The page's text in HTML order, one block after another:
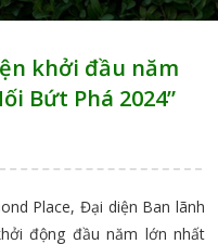
khởi đầu năm
Bứt Phá 2024”
Place, Đại diện Ban lãnh
động đầu năm lớn nhất